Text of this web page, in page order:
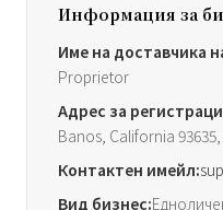
Информация за
Име на доставчика
Proprietor
Адрес за
Banos, California
Контактен имейл:
Вид бизнес: